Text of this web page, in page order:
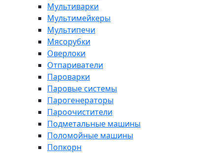
Мультиварки
Мультимейкеры
Мультипечи
Мясорубки
Оверлоки
Отпариватели
Пароварки
Паровые системы
Парогенераторы
Пароочистители
Подметальные машины
Поломойные машины
Попкорн